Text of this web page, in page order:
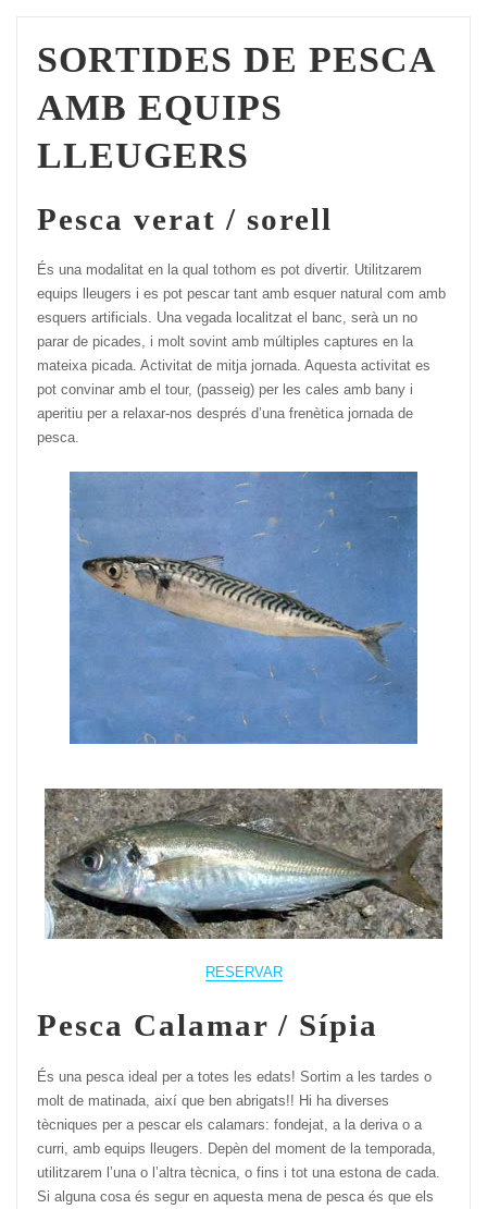
SORTIDES DE PESCA
AMB EQUIPS
LLEUGERS
Pesca verat / sorell
És una modalitat en la qual tothom es pot divertir. Utilitzarem
equips lleugers i es pot pescar tant amb esquer natural com amb
esquers artificials. Una vegada localitzat el banc, serà un no
parar de picades, i molt sovint amb múltiples captures en la
mateixa picada. Activitat de mitja jornada. Aquesta activitat es
pot convinar amb el tour, (passeig) per les cales amb bany i
aperitiu per a relaxar-nos després d’una frenètica jornada de
pesca.
RESERVAR
Pesca Calamar / Sípia
És una pesca ideal per a totes les edats! Sortim a les tardes o
molt de matinada, així que ben abrigats!! Hi ha diverses
tècniques per a pescar els calamars: fondejat, a la deriva o a
curri, amb equips lleugers. Depèn del moment de la temporada,
utilitzarem l’una o l’altra tècnica, o fins i tot una estona de cada.
Si alguna cosa és segur en aquesta mena de pesca és que els